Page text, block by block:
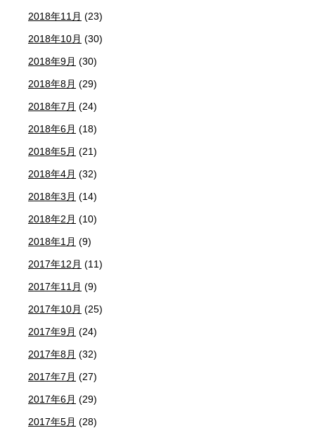
2018年11月 (23)
2018年10月 (30)
2018年9月 (30)
2018年8月 (29)
2018年7月 (24)
2018年6月 (18)
2018年5月 (21)
2018年4月 (32)
2018年3月 (14)
2018年2月 (10)
2018年1月 (9)
2017年12月 (11)
2017年11月 (9)
2017年10月 (25)
2017年9月 (24)
2017年8月 (32)
2017年7月 (27)
2017年6月 (29)
2017年5月 (28)